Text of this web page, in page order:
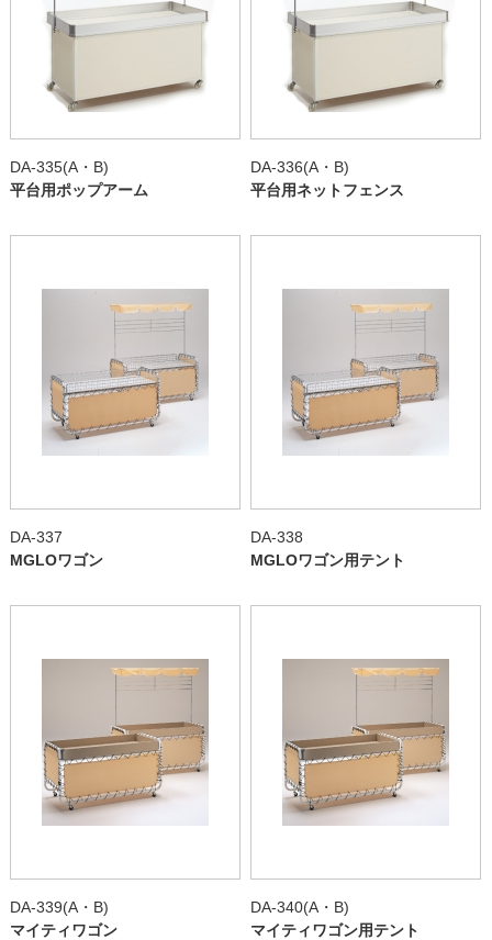
DA-335(A・B)
平台用ポップアーム
DA-336(A・B)
平台用ネットフェンス
DA-337
MGLOワゴン
DA-338
MGLOワゴン用テント
DA-339(A・B)
マイティワゴン
DA-340(A・B)
マイティワゴン用テント